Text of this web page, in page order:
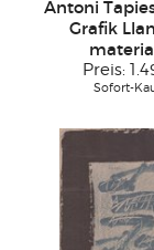
Antoni
Grafik
Preis:
Sofort-